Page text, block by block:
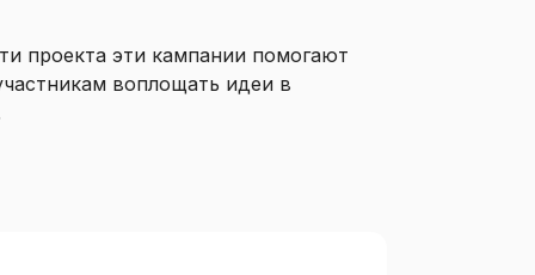
проекта эти кампании помогают
воплощать идеи в